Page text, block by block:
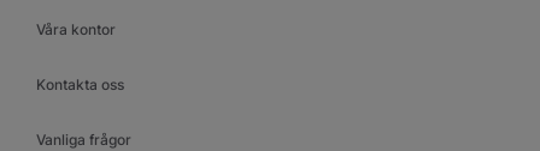
Våra kontor
Kontakta oss
Vanliga frågor